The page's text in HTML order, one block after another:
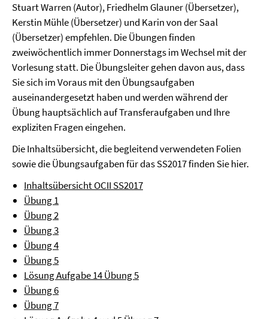
Stuart Warren (Autor), Friedhelm Glauner (Übersetzer),
Kerstin Mühle (Übersetzer) und Karin von der Saal
(Übersetzer) empfehlen. Die Übungen finden
zweiwöchentlich immer Donnerstags im Wechsel mit der
Vorlesung statt. Die Übungsleiter gehen davon aus, dass
Sie sich im Voraus mit den Übungsaufgaben
auseinandergesetzt haben und werden während der
Übung hauptsächlich auf Transferaufgaben und Ihre
expliziten Fragen eingehen.
Die Inhaltsübersicht, die begleitend verwendeten Folien
sowie die Übungsaufgaben für das SS2017 finden Sie hier.
Inhaltsübersicht OCII SS2017
Übung 1
Übung 2
Übung 3
Übung 4
Übung 5
Lösung Aufgabe 14 Übung 5
Übung 6
Übung 7